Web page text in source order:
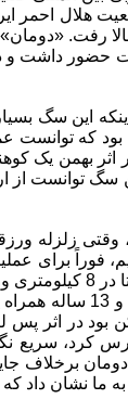
بالا رفت.
این سگ
که توانست
بود که در اثر
فوراً برای
نخستین اعلام نیاز
در اثر پس
کرد، سریع
دادیم، در ادامه